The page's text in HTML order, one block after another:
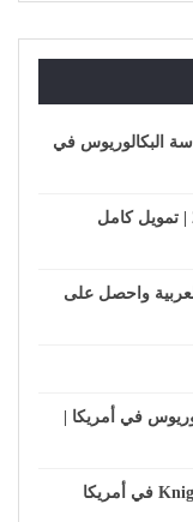
الملك سعود 2026-2027 | دراسة البكالوريوس في
منحة جيفرسون للدراسة في أمريكا 2027 | تمويل كامل
واحصل على
البكالوريوس في أمريكا |
منحة جامعة ستانفورد Knight-Hennessy 2027 في أمريكا